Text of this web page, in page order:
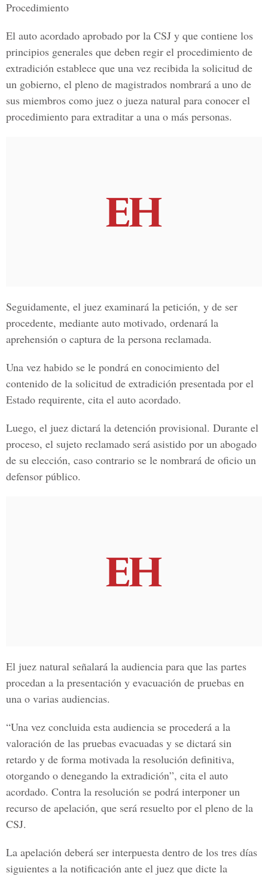
Procedimiento
El auto acordado aprobado por la CSJ y que contiene los
principios generales que deben regir el procedimiento de
extradición establece que una vez recibida la solicitud de
un gobierno, el pleno de magistrados nombrará a uno de
sus miembros como juez o jueza natural para conocer el
procedimiento para extraditar a una o más personas.
Seguidamente, el juez examinará la petición, y de ser
procedente, mediante auto motivado, ordenará la
aprehensión o captura de la persona reclamada.
Una vez habido se le pondrá en conocimiento del
contenido de la solicitud de extradición presentada por el
Estado requirente, cita el auto acordado.
Luego, el juez dictará la detención provisional. Durante el
proceso, el sujeto reclamado será asistido por un abogado
de su elección, caso contrario se le nombrará de oficio un
defensor público.
El juez natural señalará la audiencia para que las partes
procedan a la presentación y evacuación de pruebas en
una o varias audiencias.
“Una vez concluida esta audiencia se procederá a la
valoración de las pruebas evacuadas y se dictará sin
retardo y de forma motivada la resolución definitiva,
otorgando o denegando la extradición”, cita el auto
acordado. Contra la resolución se podrá interponer un
recurso de apelación, que será resuelto por el pleno de la
CSJ.
La apelación deberá ser interpuesta dentro de los tres días
siguientes a la notificación ante el juez que dicte la